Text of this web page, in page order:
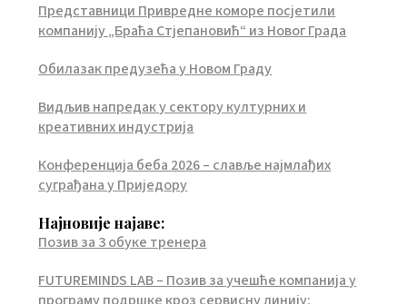
Представници Привредне коморе посјетили
компанију „Браћа Стјепановић“ из Новог Града
Обилазак предузећа у Новом Граду
Видљив напредак у сектору културних и
креативних индустрија
Конференција беба 2026 – славље најмлађих
суграђана у Приједору
Најновије најаве:
Позив за 3 обуке тренера
FUTUREMINDS LAB – Позив за учешће компанија у